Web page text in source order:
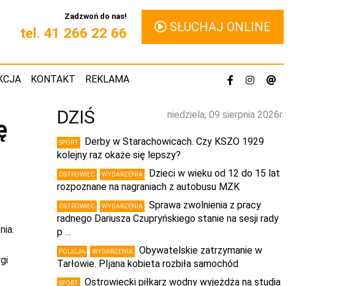
Zadzwoń do nas!
tel. 41 266 22 66 SŁUCHAJ ONLINE
KONTAKT REKLAMA
niedziela, 09 sierpnia 2026r.
DZIŚ
SPORT
Derby w Starachowicach. Czy KSZO 1929
kolejny raz okaże się lepszy?
OSTROWIEC WYDARZENIA
Dzieci w wieku od 12 do 15 lat
rozpoznane na nagraniach z autobusu MZK
OSTROWIEC WYDARZENIA
Sprawa zwolnienia z pracy
radnego Dariusza Czupryńskiego stanie na sesji rady
p …
POLICJA WYDARZENIA
Obywatelskie zatrzymanie w
Tarłowie. PIjana kobieta rozbiła samochód
SPORT
Ostrowiecki piłkarz wodny wyjeżdża na studia